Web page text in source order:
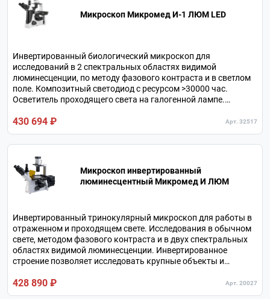
Микроскоп Микромед И-1 ЛЮМ LED
Инвертированный биологический микроскоп для
исследований в 2 спектральных областях видимой
люминесценции, по методу фазового контраста и в светлом
поле. Композитный светодиод с ресурсом >30000 час.
Осветитель проходящего света на галогенной лампе.
дополнительной оптикой 20х-960х. Тринокулярная
визуальная насадка. Револьверное устройство на 5
объективов.
430 694 ₽ Арт. 32517
Микроскоп инвертированный
люминесцентный Микромед И ЛЮМ
Инвертированный тринокулярный микроскоп для работы в
отраженном и проходящем свете. Исследования в обычном
свете, методом фазового контраста и в двух спектральных
областях видимой люминесценции. Инвертированное
строение позволяет исследовать крупные объекты и
базовой комплектации 40х-400х, с дополнительными
окулярами 20х-800х. Револьверное устройство на 5
428 890 ₽ Арт. 20027